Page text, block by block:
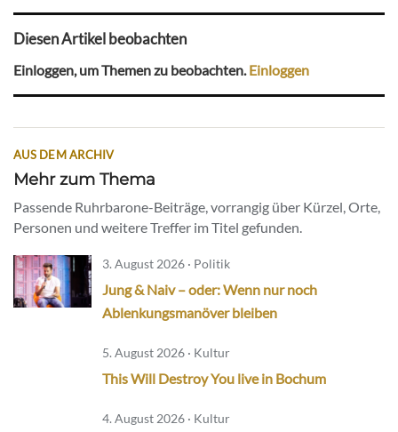
Diesen Artikel beobachten
Einloggen, um Themen zu beobachten.Einloggen
AUS DEM ARCHIV
Mehr zum Thema
Passende Ruhrbarone-Beiträge, vorrangig über Kürzel, Orte,
Personen und weitere Treffer im Titel gefunden.
3. August 2026 · Politik
Jung & Naiv – oder: Wenn nur noch
Ablenkungsmanöver bleiben
5. August 2026 · Kultur
This Will Destroy You live in Bochum
4. August 2026 · Kultur